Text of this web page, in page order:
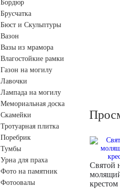
Бордюр
Брусчатка
Бюст и Скульптуры
Вазон
Вазы из мрамора
Влагостойкие рамки
Газон на могилу
Лавочки
Лампада на могилу
Мемориальная доска
Скамейки
Тротуарная плитка
Поребрик
Тумбы
Урна для праха
Фото на памятник
Фотоовалы
Святой